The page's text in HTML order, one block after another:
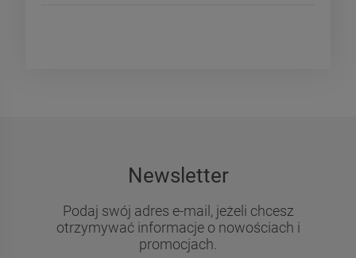
Newsletter
Podaj swój adres e-mail, jeżeli chcesz
otrzymywać informacje o nowościach i
promocjach.